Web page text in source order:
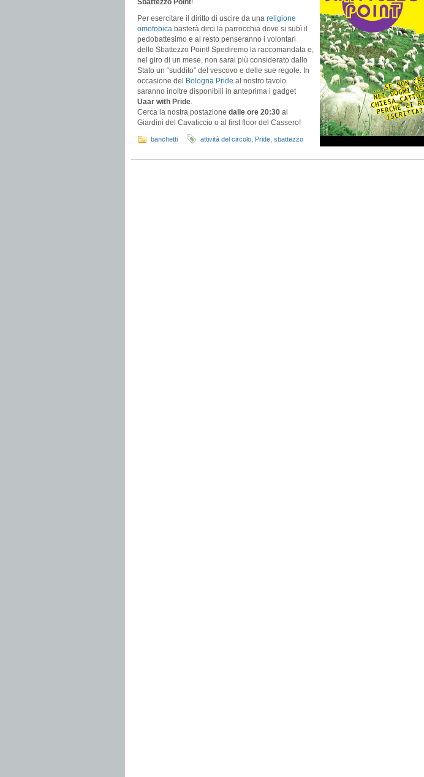
Sbattezzo Point!
Per esercitare il diritto di uscire da una religione
omofobica basterà dirci la parrocchia dove si subì il
pedobattesimo e al resto penseranno i volontari
dello Sbattezzo Point! Spediremo la raccomandata e,
nel giro di un mese, non sarai più considerato dallo
Stato un “suddito” del vescovo e delle sue regole. In
occasione del
Bologna Pride al nostro tavolo
saranno inoltre disponibili in anteprima i gadget
Uaar with Pride.
Cerca la nostra postazione dalle ore 20:30 ai
Giardini del Cavaticcio o al first floor del Cassero!
banchetti attività del circolo Pride sbattezzo